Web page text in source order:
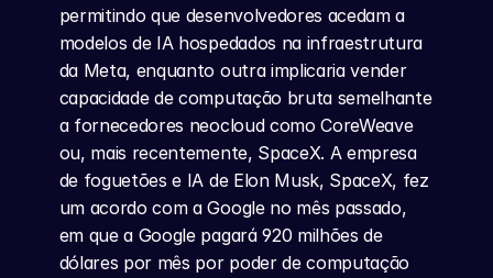
permitindo que desenvolvedores acedam a
modelos de IA hospedados na infraestrutura
da Meta, enquanto outra implicaria vender
capacidade de computação bruta semelhante
a fornecedores neocloud como CoreWeave
ou, mais recentemente, SpaceX. A empresa
de foguetões e IA de Elon Musk, SpaceX, fez
um acordo com a Google no mês passado,
em que a Google pagará 920 milhões de
dólares por mês por poder de computação